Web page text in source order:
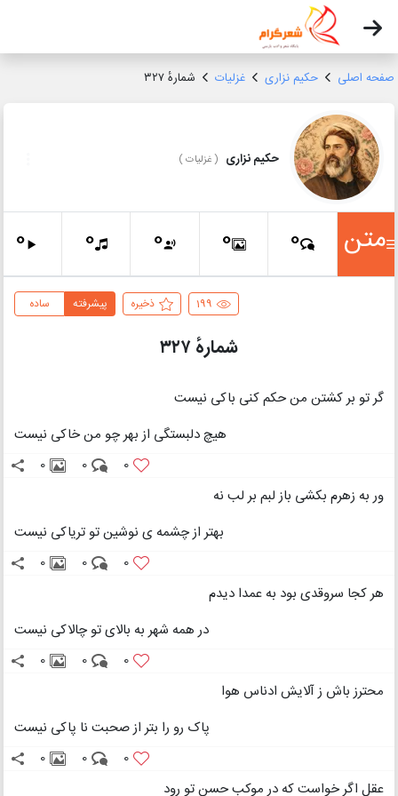
صفحه اصلی حکیم نزاری غزلیات شمارهٔ ۳۲۷
حکیم نزاری (غزلیات)
متن 0
0
0
0
0
199 ذخیره ساده پیشرفته
شمارهٔ ۳۲۷
گر تو بر کشتن من حکم کنی باکی نیست
هیچ دلبستگی از بهر چو من خاکی نیست
0
0
0
ور به زهرم بکشی باز لبم بر لب نه
بهتر از چشمه ی نوشین تو تریاکی نیست
0
0
0
هر کجا سروقدی بود به عمدا دیدم
در همه شهر به بالای تو چالاکی نیست
0
0
0
محترز باش ز آلایش ادناس هوا
پاک رو را بتر از صحبت نا پاکی نیست
0
0
0
عقل اگر خواست که در موکب حسن تو رود